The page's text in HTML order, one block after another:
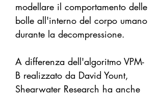
modellare il comportamento delle
bolle all'interno del corpo umano
durante la decompressione.
A differenza dell'algoritmo VPM-
B realizzato da David Yount,
Shearwater Research ha anche